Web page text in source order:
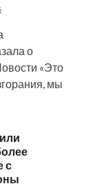
о
«Это
мы
с